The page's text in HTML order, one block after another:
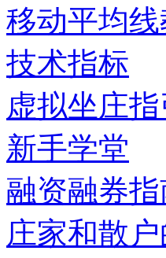
移动平均线
技术指标
虚拟坐庄指
新手学堂
融资融券指
庄家和散户